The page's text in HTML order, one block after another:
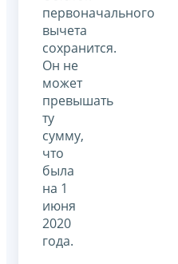
первоначального
вычета
сохранится.
Он не
может
превышать
ту
сумму,
что
была
на 1
июня
2020
года.